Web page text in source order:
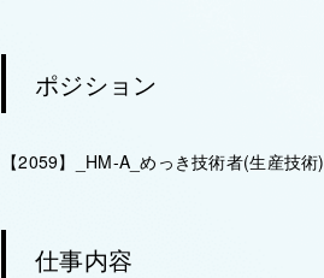
ポジション
【2059】_HM-A_めっき技術者(生産技術)
仕事内容